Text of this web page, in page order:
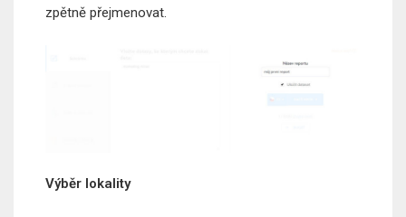
zpětně přejmenovat.
Výběr lokality